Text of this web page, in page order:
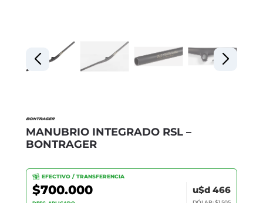
MANUBRIO INTEGRADO RSL –
BONTRAGER
EFECTIVO / TRANSFERENCIA
$700.000 u$d 466